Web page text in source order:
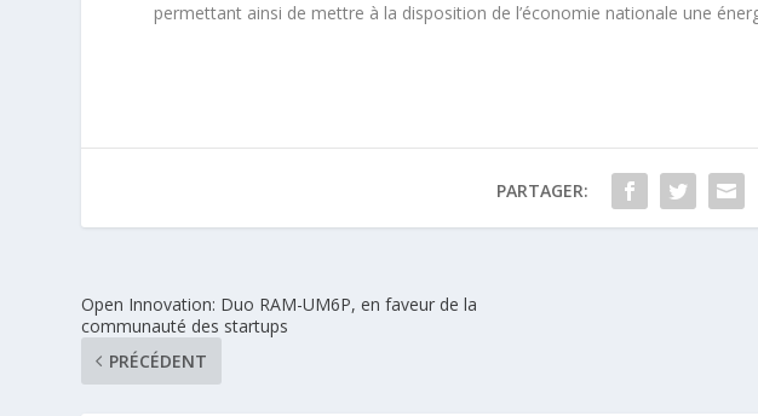
permettant ainsi de mettre à la disposition de l’économie nationale une
PARTAGER:
Open Innovation: Duo RAM-UM6P, en faveur de la
communauté des startups
PRÉCÉDENT